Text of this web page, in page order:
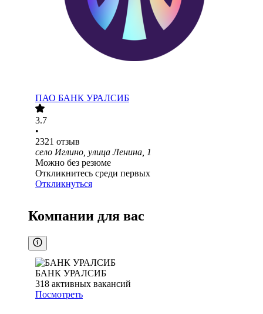
ПАО БАНК УРАЛСИБ
3.7
•
2321 отзыв
село Иглино, улица Ленина, 1
Можно без резюме
Откликнитесь среди первых
Откликнуться
Компании для вас
БАНК УРАЛСИБ
318 активных вакансий
Посмотреть